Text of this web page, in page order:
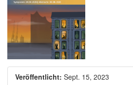
Artikel-Sidebar
Veröffentlicht: Sept. 15, 2023